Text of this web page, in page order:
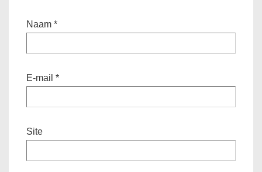
Naam *
E-mail *
Site